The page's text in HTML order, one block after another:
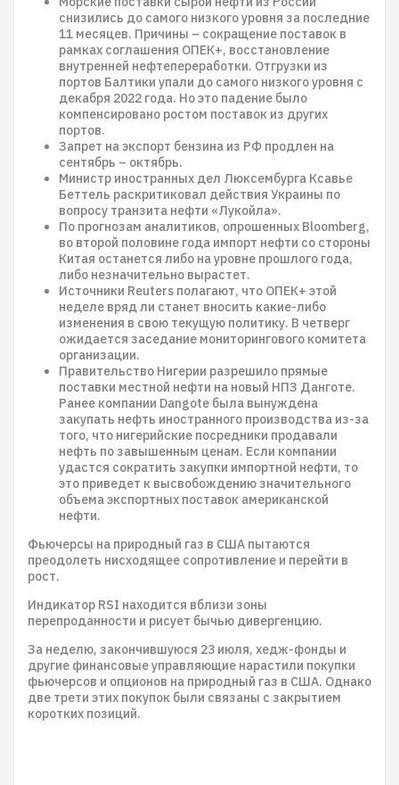
снизились до самого низкого уровня за последние
11 месяцев. Причины – сокращение поставок в
рамках соглашения ОПЕК+, восстановление
внутренней нефтепереработки. Отгрузки из
портов Балтики упали до самого низкого уровня с
декабря 2022 года. Но это падение было
компенсировано ростом поставок из других
портов.
Запрет на экспорт бензина из РФ продлен на
сентябрь – октябрь.
Министр иностранных дел Люксембурга Ксавье
Беттель раскритиковал действия Украины по
вопросу транзита нефти «Лукойла».
По прогнозам аналитиков, опрошенных Bloomberg,
во второй половине года импорт нефти со стороны
Китая останется либо на уровне прошлого года,
либо незначительно вырастет.
Источники Reuters полагают, что ОПЕК+ этой
неделе вряд ли станет вносить какие-либо
изменения в свою текущую политику. В четверг
ожидается заседание мониторингового комитета
организации.
Правительство Нигерии разрешило прямые
поставки местной нефти на новый НПЗ Данготе.
Ранее компании Dangote была вынуждена
закупать нефть иностранного производства из-за
того, что нигерийские посредники продавали
нефть по завышенным ценам. Если компании
удастся сократить закупки импортной нефти, то
это приведет к высвобождению значительного
объема экспортных поставок американской
нефти.
Фьючерсы на природный газ в США пытаются
преодолеть нисходящее сопротивление и перейти в
рост.
Индикатор RSI находится вблизи зоны
перепроданности и рисует бычью дивергенцию.
За неделю, закончившуюся 23 июля, хедж-фонды и
другие финансовые управляющие нарастили покупки
фьючерсов и опционов на природный газ в США. Однако
две трети этих покупок были связаны с закрытием
коротких позиций.